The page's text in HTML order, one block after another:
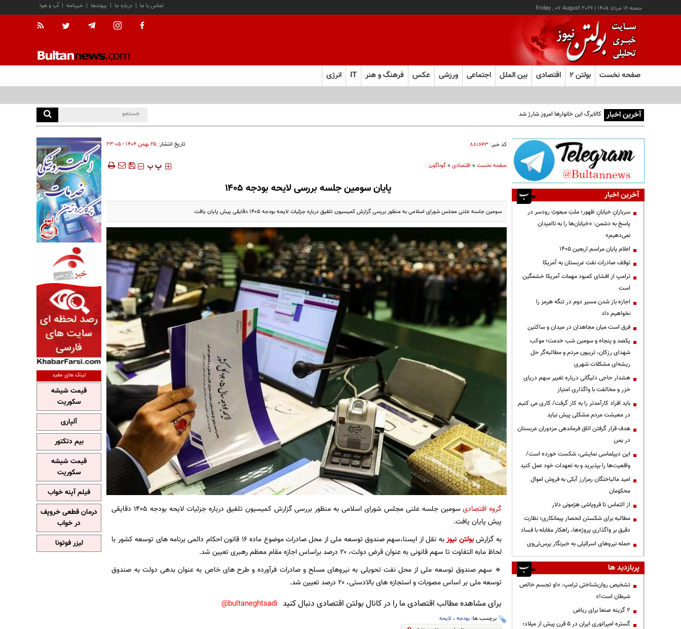
جمعه ۱۶ مرداد ۱۴۰۵ |
Friday , 07 August 2026 آب و هوا | خبرنامه | پیوندها | درباره ما | تماس با ما
صفحه نخست بولتن ۲ اقتصادی بین الملل اجتماعی ورزشی عکس فرهنگ و هنر IT انرژی
آخرین اخبار کالابرگ این خانوارها امروز شارژ شد
کد خبر: ۸۸۱۶۴۳ تاریخ انتشار: ۲۵ بهمن ۱۴۰۴ - ۲۳:۰۵
صفحه نخست» اقتصادی»گوناگون ‍‍‍ پ پ
پایان سومین جلسه بررسی لایحه بودجه ۱۴۰۵
سومین جلسه علنی مجلس شورای اسلامی به منظور بررسی گزارش کمیسیون تلفیق درباره جزئیات لایحه بودجه ۱۴۰۵ دقایقی پیش پایان یافت.
گروه اقتصادی
سومین جلسه علنی مجلس شورای اسلامی به منظور بررسی گزارش کمیسیون تلفیق درباره جزئیات لایحه بودجه ۱۴۰۵ دقایقی
پیش پایان یافت.
به گزارشبولتن نیوز
به نقل از ایسنا،سهم صندوق توسعه ملی از محل صادرات موضوع ماده ۱۶ قانون احکام دائمی برنامه های توسعه کشور با
لحاظ مابه التفاوت تا سهم قانونی به عنوان قرض دولت، ۲۰ درصد براساس اجازه مقام معظم رهبری تعیین شد.
🔹 سهم صندوق توسعه ملی از محل نفت تحویلی به نیروهای مسلح و صادرات فرآورده و طرح های خاص به عنوان بدهی دولت به صندوق
توسعه ملی بر اساس مصوبات و استجازه های بالادستی، ۲۰ درصد تعیین شد.
برای مشاهده مطالب اقتصادی ما را در کانال بولتن اقتصادی دنبال کنید bultaneghtsadi@
برچسب ها: بودجه، لایحه
آخرین اخبار
سربازانِ خیابانِ ظهور؛ ملتِ مبعوثِ رودسر در
پاسخ به دشمن: «خیابان‌ها را به ناامیدان
نمی‌دهیم»
اعلام پایان مراسم اربعین ۱۴۰۵
توقف صادرات نفت عربستان به آمریکا
ترامپ از افشای کمبود مهمات آمریکا خشمگین
است
اجازه باز شدن مسیر دوم در تنگه هرمز را
نخواهیم داد
فرق است میان مجاهدان در میدان و ساکتین
یکصد و پنجاه و سومین شب خدمت؛ موکب
شهدای رزکان، تریبون مردم و مطالبه‌گر حل
ریشه‌ای مشکلات شهری
هشدار حاجی دلیگانی درباره تغییر سهم دریای
خزر و مخالفت با واگذاری امتیاز
باید افراد کارآمدتر را به کار گرفت/ کاری می کنیم
در معیشت مردم مشکلی پیش نیاید
هدف قرار گرفتن اتاق‌ فرماندهی مزدوران عربستان
در یمن
این دیپلماسی نمایشی، شکست خورده است/
واقعیت‌ها را بپذیرید و به تعهدات خود عمل کنید
امید مالباختگان رمزارز آبکی به فروش اموال
محکومان
از التماس تا فروپاشی هژمونی دلار
مطالبه برای شکستن انحصار پیمانکاری؛ نظارت
دقیق بر واگذاری پروژه‌ها، راهکار مقابله با فساد
حمله نیروهای اسرائیلی به خبرنگار پرس‌تی‌وی
پربازدید ها
تشخیص روان‌شناختی ترامپ: «او تجسم خالص
شیطان است!»
۲ گزینه صنعا برای ریاض
گستره امپراتوری ایران در ۵ قرن پیش از میلاد؛
لینک های مفید
قیمت شیشه
سکوریت
آلپاری
بیم دتکتور
قیمت شیشه
سکوریت
فیلم آپنه خواب
درمان قطعی خروپف
در خواب
لیزر فوتونا